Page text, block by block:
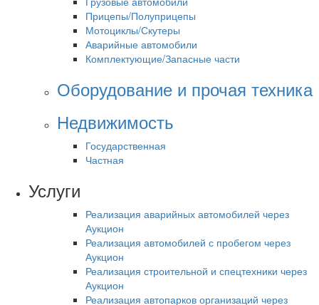
Прицепы/Полуприцепы
Мотоциклы/Скутеры
Аварийные автомобили
Комплектующие/Запасные части
Оборудование и прочая техника
Недвижимость
Государственная
Частная
Услуги
Реализация аварийных автомобилей через
Аукцион
Реализация автомобилей с пробегом через
Аукцион
Реализация строительной и спецтехники через
Аукцион
Реализация автопарков организаций через